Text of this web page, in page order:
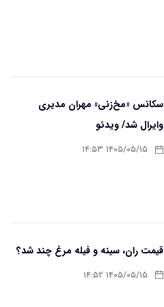
سکانس «مخ‌زنی» مهران مدیری
وایرال شد/ ویدئو
۱۴۰۵/۰۵/۱۵ ۱۴:۵۳
قیمت ران، سینه و فیله مرغ چند شد؟
۱۴۰۵/۰۵/۱۵ ۱۴:۵۲